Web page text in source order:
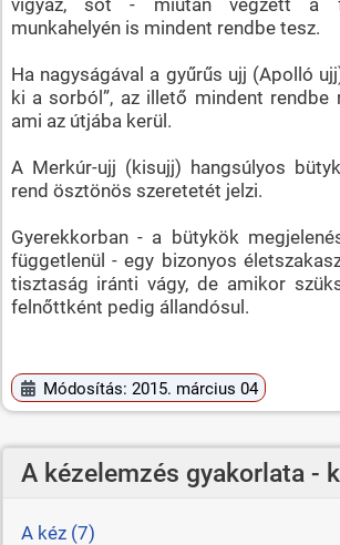
munkahelyén is mindent rendbe tesz.
Ha nagyságával a gyűrűs ujj (Apolló
ki a sorból”, az illető mindent rendbe
ami az útjába kerül.
A Merkúr-ujj (kisujj) hangsúlyos
rend ösztönös szeretetét jelzi.
Gyerekkorban - a bütykök
függetlenül - egy bizonyos
tisztaság iránti vágy, de amikor
felnőttként pedig állandósul.
Módosítás: 2015. március 04
A kézelemzés gyakorlata -
A kéz (7)